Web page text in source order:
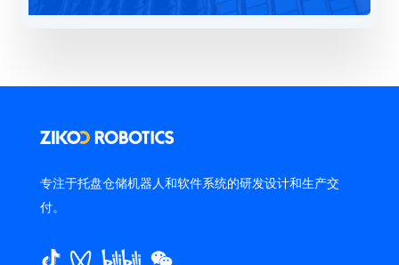
专注于托盘仓储机器人和软件系统的研发设计和生产交
付。